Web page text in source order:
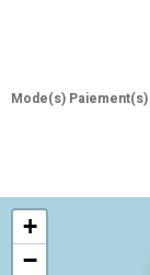
Mode(s) Paiement(s)
+
−